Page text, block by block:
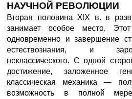
НАУЧНОЙ РЕВОЛЮЦИИ
Вторая половина XIX в. в
занимает особое место.
одновременно и завершение
естествознания, и
неклассического. С одной
достижение, заложенное
классическая механика —
возможность в полной